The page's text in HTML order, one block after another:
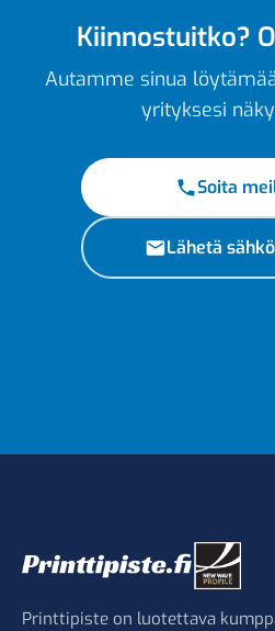
Kiinnostuitko?
Autamme sinua
yrityksesi
Soita
Lähetä
Printtipiste on luotettava